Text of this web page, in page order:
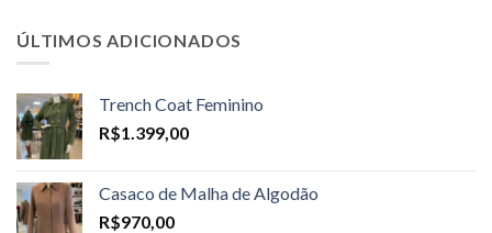
ÚLTIMOS ADICIONADOS
Trench Coat Feminino
R$1.399,00
Casaco de Malha de Algodão
R$970,00